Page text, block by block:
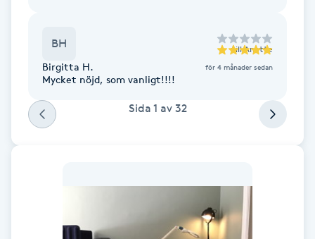
Fet hårbotten
BH till Anette
Birgitta H. för 4 månader sedan
Mycket nöjd, som vanligt!!!!
Sida 1 av 32